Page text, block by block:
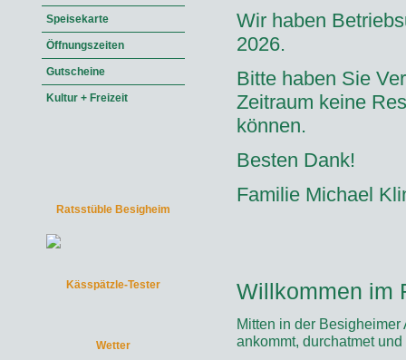
Speisekarte
Öffnungszeiten
Gutscheine
Kultur + Freizeit
Ratsstüble Besigheim
Kässpätzle-Tester
Wetter
Wir haben
2026.
Bitte haben Sie
Zeitraum keine
können.
Besten Dank!
Familie Michael
Willkommen im
Mitten in der Besigheimer
ankommt, durchatmet